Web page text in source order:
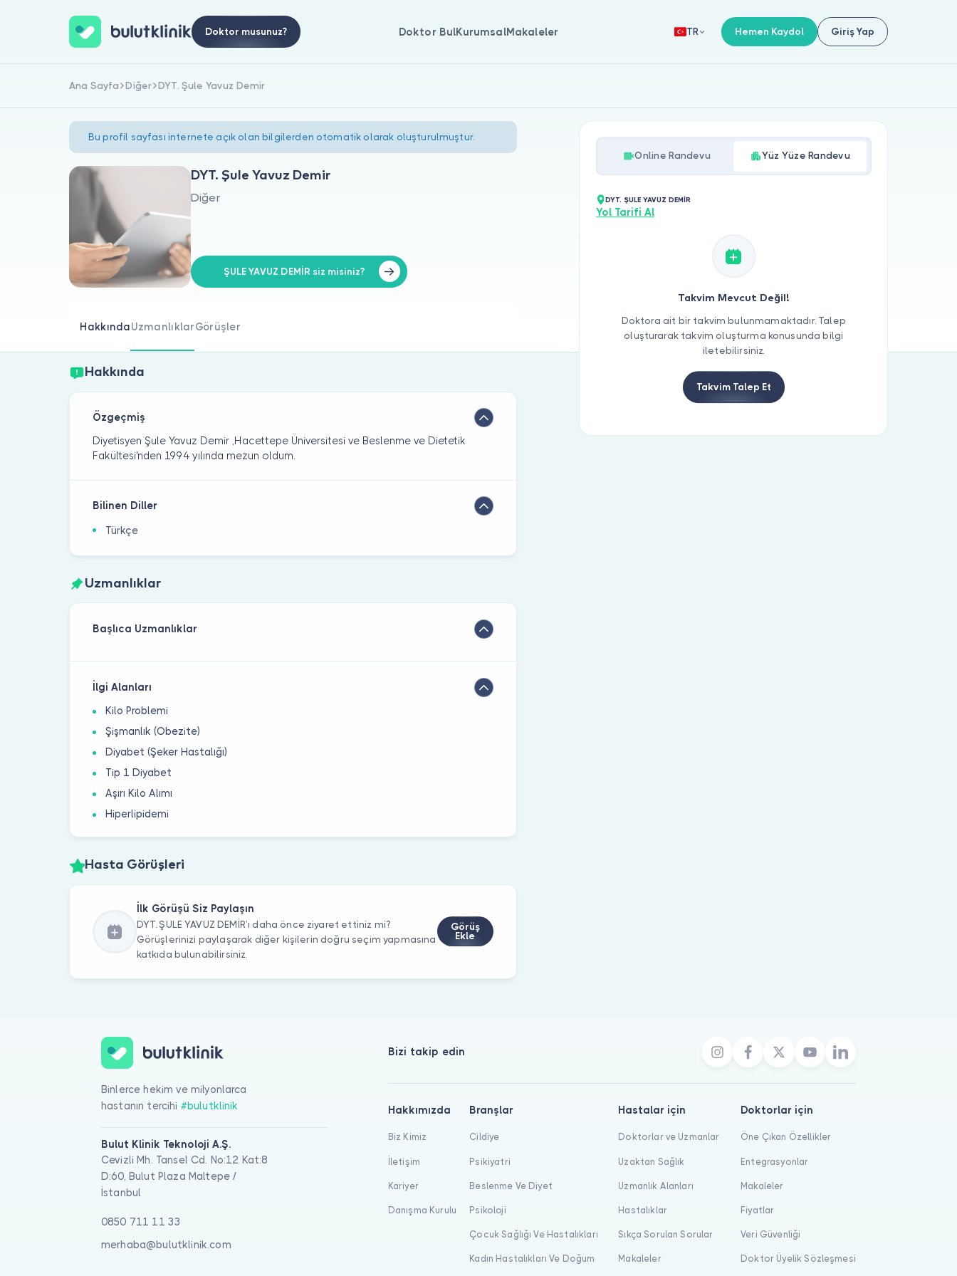
Doktor musunuz? Doktor BulKurumsalMakaleler TR Hemen Kaydol Giriş Yap
Ana Sayfa Diğer DYT. Şule Yavuz Demir
Bu profil sayfası internete açık olan bilgilerden otomatik olarak oluşturulmuştur.
DYT. Şule Yavuz Demir
Diğer
ŞULE YAVUZ DEMİR siz misiniz?
HakkındaUzmanlıklarGörüşler
Hakkında
Özgeçmiş
Diyetisyen Şule Yavuz Demir ,Hacettepe Üniversitesi ve Beslenme ve Dietetik
Fakültesi'nden 1994 yılında mezun oldum.
Bilinen Diller
Türkçe
Uzmanlıklar
Başlıca Uzmanlıklar
İlgi Alanları
Kilo Problemi
Şişmanlık (Obezite)
Diyabet (Şeker Hastalığı)
Tip 1 Diyabet
Aşırı Kilo Alımı
Hiperlipidemi
Hasta Görüşleri
İlk Görüşü Siz Paylaşın
DYT. ŞULE YAVUZ DEMİR’ı daha önce ziyaret ettiniz mi?
Görüşlerinizi paylaşarak diğer kişilerin doğru seçim yapmasına
katkıda bulunabilirsiniz.
Görüş
Ekle
Online Randevu Yüz Yüze Randevu
DYT. ŞULE YAVUZ DEMİR
Yol Tarifi Al
Takvim Mevcut Değil!
Doktora ait bir takvim bulunmamaktadır. Talep
oluşturarak takvim oluşturma konusunda bilgi
iletebilirsiniz.
Takvim Talep Et
Binlerce hekim ve milyonlarca
hastanın tercihi #bulutklinik
Bulut Klinik Teknoloji A.Ş.
Cevizli Mh. Tansel Cd. No:12 Kat:8
D:60, Bulut Plaza Maltepe /
İstanbul
0850 711 11 33
merhaba@bulutklinik.com
Bizi takip edin
Hakkımızda
Biz Kimiz
İletişim
Kariyer
Danışma Kurulu
Branşlar
Cildiye
Psikiyatri
Beslenme Ve Diyet
Psikoloji
Çocuk Sağlığı Ve Hastalıkları
Kadın Hastalıkları Ve Doğum
Hastalar için
Doktorlar ve Uzmanlar
Uzaktan Sağlık
Uzmanlık Alanları
Hastalıklar
Sıkça Sorulan Sorular
Makaleler
Doktorlar için
Öne Çıkan Özellikler
Entegrasyonlar
Makaleler
Fiyatlar
Veri Güvenliği
Doktor Üyelik Sözleşmesi